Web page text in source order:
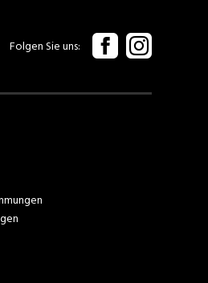
Folgen Sie uns